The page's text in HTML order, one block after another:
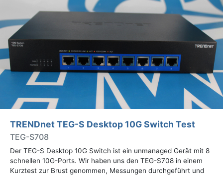
TRENDnet TEG-S Desktop 10G Switch Test
TEG-S708
Der TEG-S Desktop 10G Switch ist ein unmanaged Gerät mit 8
schnellen 10G-Ports. Wir haben uns den TEG-S708 in einem
Kurztest zur Brust genommen, Messungen durchgeführt und